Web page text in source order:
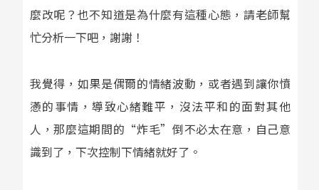
麼改呢？也不知道是為什麼有這種心態，請老師幫
忙分析一下吧，謝謝！
我覺得，如果是偶爾的情緒波動，或者遇到讓你憤
懣的事情，導致心緒難平，沒法平和的面對其他
人，那麼這期間的“炸毛”倒不必太在意，自己意
識到了，下次控制下情緒就好了。